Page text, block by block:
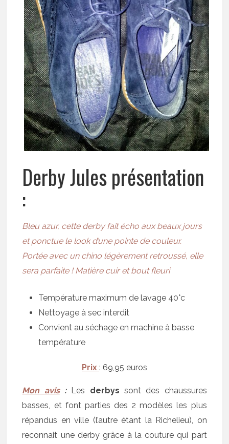
Derby Jules présentation
:
Bleu azur, cette derbyfait écho aux beaux jours
et ponctue le look d’une pointe de couleur.
Portée avec un chino légèrement retroussé, elle
sera parfaite ! Matière cuir et bout fleuri
Température maximum de lavage 40°c
Nettoyage à sec interdit
Convient au séchage en machine à basse
température
Prix : 69,95 euros
Mon avis: Les derbys sont des chaussures
basses, et font parties des 2 modèles les plus
répandus en ville (l’autre étant la Richelieu), on
reconnait une derby grâce à la couture qui part